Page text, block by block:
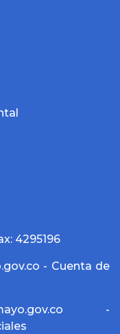
4295196
- Cuenta de
-